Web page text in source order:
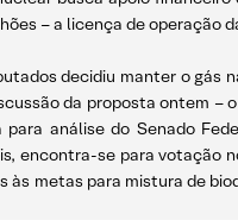
– a licença de operação
decidiu manter o
da proposta ontem
para análise do Senado
encontra-se para votação
metas para mistura de